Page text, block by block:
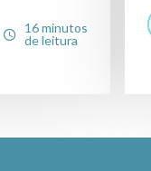
16 minutos
de leitura